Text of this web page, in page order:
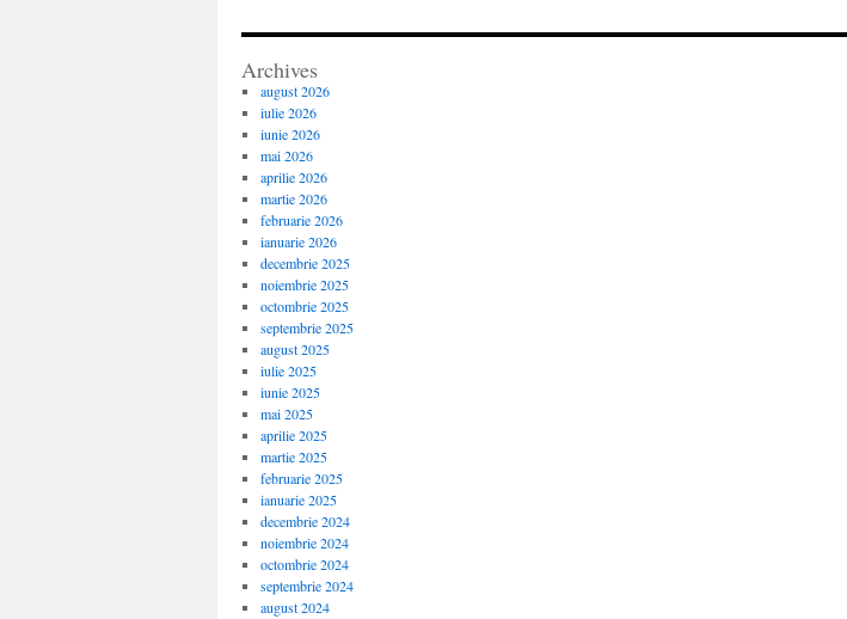
Archives
august 2026
iulie 2026
iunie 2026
mai 2026
aprilie 2026
martie 2026
februarie 2026
ianuarie 2026
decembrie 2025
noiembrie 2025
octombrie 2025
septembrie 2025
august 2025
iulie 2025
iunie 2025
mai 2025
aprilie 2025
martie 2025
februarie 2025
ianuarie 2025
decembrie 2024
noiembrie 2024
octombrie 2024
septembrie 2024
august 2024